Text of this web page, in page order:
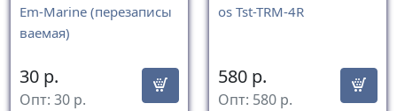
Em-Marine (перезаписы
ваемая)
30 р.
Опт: 30 р.
os Tst-TRM-4R
580 р.
Опт: 580 р.